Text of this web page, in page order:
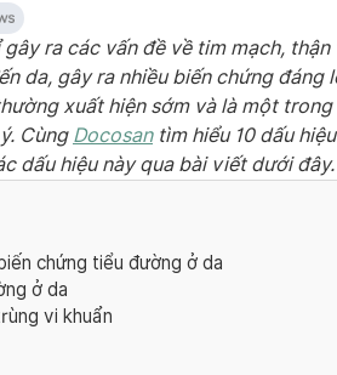
ra các vấn đề về tim mạch,
da, gây ra nhiều biến chứng đáng
xuất hiện sớm và là một
Cùng Docosantìm hiểu 10 dấu
dấu hiệu này qua bài viết dưới đây.
chứng tiểu đường ở da
ở da
vi khuẩn